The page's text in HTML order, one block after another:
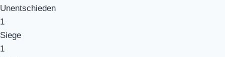
Unentschieden
1
Siege
1